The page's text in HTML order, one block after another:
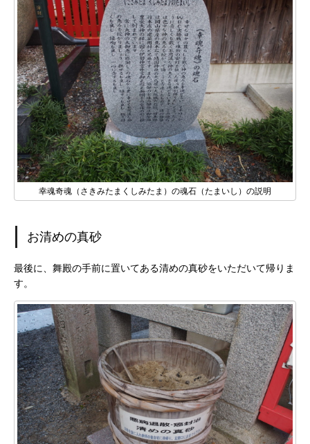
幸魂奇魂（さきみたまくしみたま）の魂石（たまいし）の説明
お清めの真砂
最後に、舞殿の手前に置いてある清めの真砂をいただいて帰りま
す。